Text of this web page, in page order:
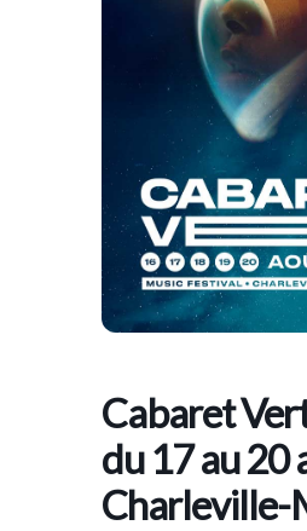
Cabaret
du 17 au 20
Charleville-